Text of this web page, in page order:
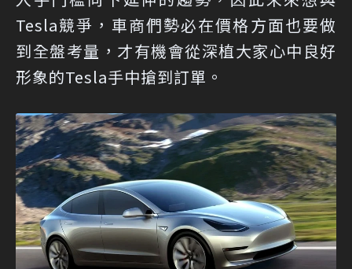
Tesla競爭，車商們勢必在價格方面也要做
到全盤考量，才有機會從深植大家心中良好
形象的Tesla手中搶到訂單。